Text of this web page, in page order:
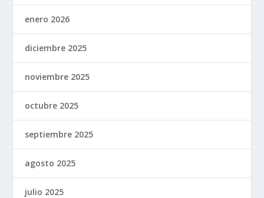
enero 2026
diciembre 2025
noviembre 2025
octubre 2025
septiembre 2025
agosto 2025
julio 2025